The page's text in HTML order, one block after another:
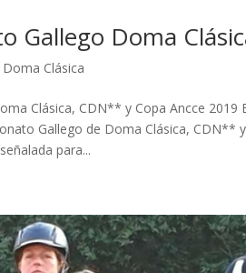
Gallego Doma
Doma Clásica
Clásica, CDN** y Copa Ancce
Gallego de Doma Clásica,
para...